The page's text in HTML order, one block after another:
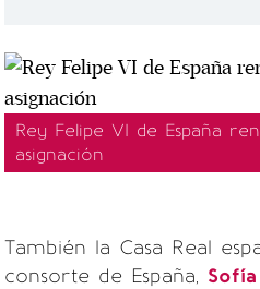
Rey Felipe VI de España
asignación
También la Casa Real
consorte de España,